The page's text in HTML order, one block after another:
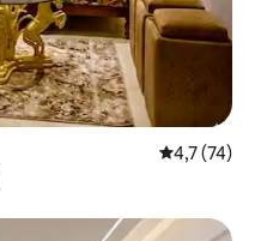
4,7 (74)